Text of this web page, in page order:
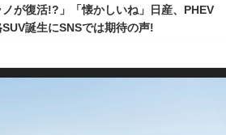
ノが復活!?」「懐かしいね」日産、PHEV
誕生にSNSでは期待の声!